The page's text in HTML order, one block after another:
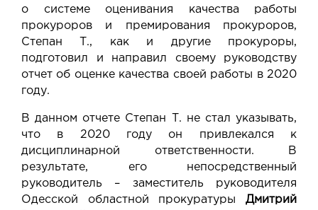
о системе оценивания качества работы
прокуроров и премирования прокуроров,
Степан Т., как и другие прокуроры,
подготовил и направил своему руководству
отчет об оценке качества своей работы в 2020
году.
В данном отчете Степан Т. не стал указывать,
что в 2020 году он привлекался к
дисциплинарной ответственности. В
результате, его непосредственный
руководитель – заместитель руководителя
Одесской областной прокуратуры Дмитрий